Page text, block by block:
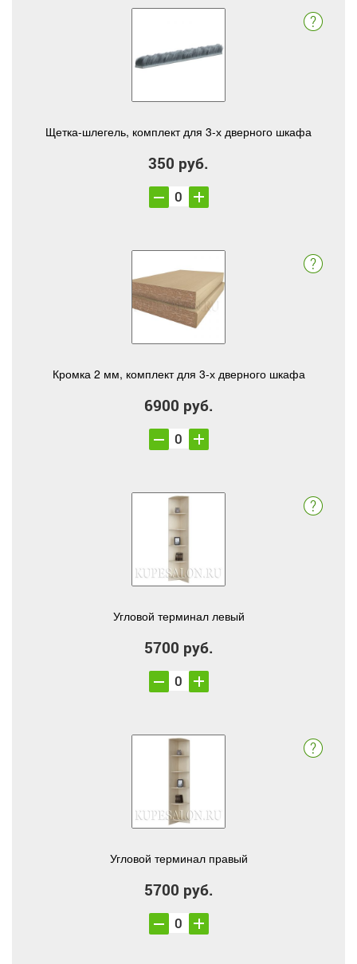
Щетка-шлегель, комплект для 3-х дверного шкафа
350 руб.
Кромка 2 мм, комплект для 3-х дверного шкафа
6900 руб.
Угловой терминал левый
5700 руб.
Угловой терминал правый
5700 руб.